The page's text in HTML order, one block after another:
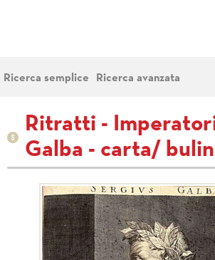
Ricerca semplice Ricerca avanzata
Ritratti -
Galba - carta/